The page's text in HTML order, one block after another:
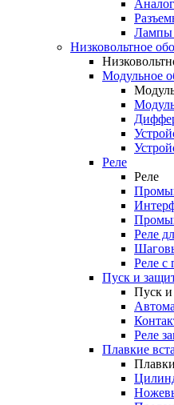
Лампы
Низковольтное
Модульное
Реле
Реле
Реле
Реле с
Пуск и
Пуск и
Реле
Плавкие